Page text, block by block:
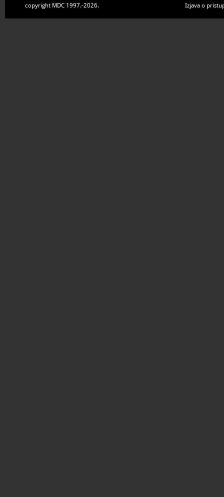
copyright MDC 1997.-2026. Izjava o